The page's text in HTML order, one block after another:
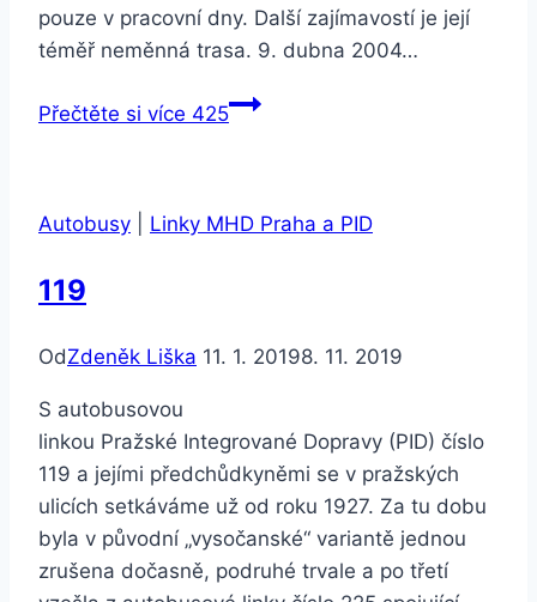
pouze v pracovní dny. Další zajímavostí je její
téměř neměnná trasa. 9. dubna 2004…
Přečtěte si více 425
Autobusy Linky MHD Praha a PID
119
OdZdeněk Liška 11. 1. 20198. 11. 2019
S autobusovou
linkou Pražské Integrované Dopravy (PID) číslo
119 a jejími předchůdkyněmi se v pražských
ulicích setkáváme už od roku 1927. Za tu dobu
byla v původní „vysočanské“ variantě jednou
zrušena dočasně, podruhé trvale a po třetí